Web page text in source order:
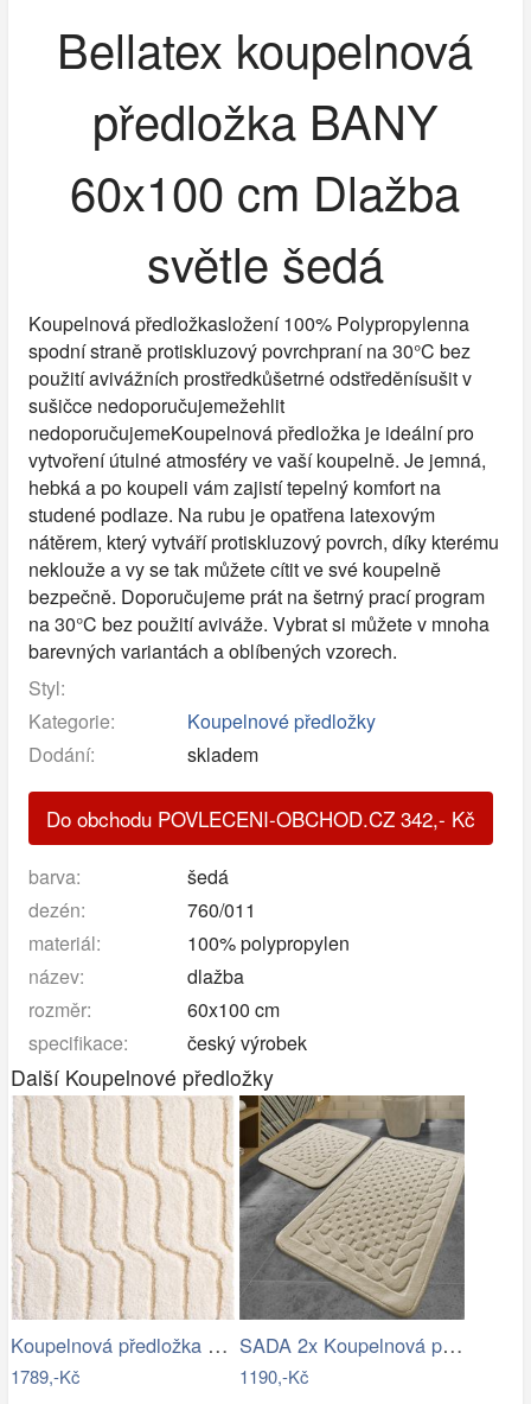
Bellatex koupelnová
předložka BANY
60x100 cm Dlažba
světle šedá
Koupelnová předložkasložení 100% Polypropylenna
spodní straně protiskluzový povrchpraní na 30°C bez
použití avivážních prostředkůšetrné odstředěnísušit v
sušičce nedoporučujemežehlit
nedoporučujemeKoupelnová předložka je ideální pro
vytvoření útulné atmosféry ve vaší koupelně. Je jemná,
hebká a po koupeli vám zajistí tepelný komfort na
studené podlaze. Na rubu je opatřena latexovým
nátěrem, který vytváří protiskluzový povrch, díky kterému
neklouže a vy se tak můžete cítit ve své koupelně
bezpečně. Doporučujeme prát na šetrný prací program
na 30°C bez použití aviváže. Vybrat si můžete v mnoha
barevných variantách a oblíbených vzorech.
Styl:
Kategorie:
Koupelnové předložky
Dodání:
skladem
Do obchodu POVLECENI-OBCHOD.CZ 342,- Kč
barva:
šedá
dezén:
760/011
materiál:
100% polypropylen
název:
dlažba
rozměr:
60x100 cm
specifikace:
český výrobek
Další Koupelnové předložky
Koupelnová předložka VOGUE
1789,-Kč
SADA 2x Koupelnová předložka BAMBI 60…
1190,-Kč